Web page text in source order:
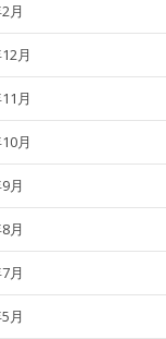
月
月
月
月
月
月
月
月